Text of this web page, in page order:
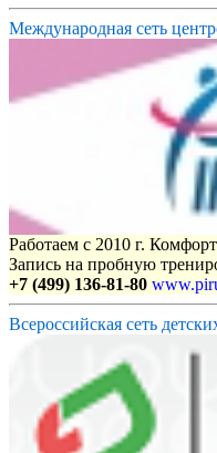
Международная сеть
Работаем с 2010 г.
Запись на пробную
+7 (499) 136-81-80
Всероссийская сеть